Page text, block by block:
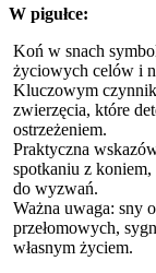
W pigułce:
Koń w snach
życiowych celów i
Kluczowym
zwierzęcia, które
ostrzeżeniem.
Praktyczna
spotkaniu z
do wyzwań.
Ważna uwaga: sny
przełomowych,
własnym życiem.